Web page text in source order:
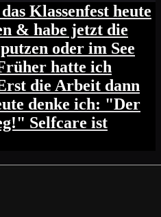
Klassenfest heute
& habe jetzt die
oder im See
hatte ich
die Arbeit dann
denke ich: "Der
Selfcare ist